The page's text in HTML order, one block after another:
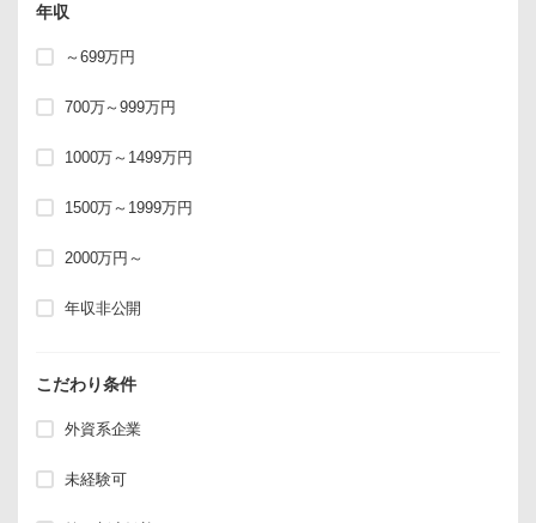
年収
～699万円
700万～999万円
1000万～1499万円
1500万～1999万円
2000万円～
年収非公開
こだわり条件
外資系企業
未経験可